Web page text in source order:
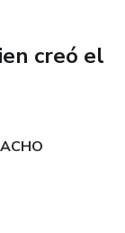
y esperamos
y dar los
creó el